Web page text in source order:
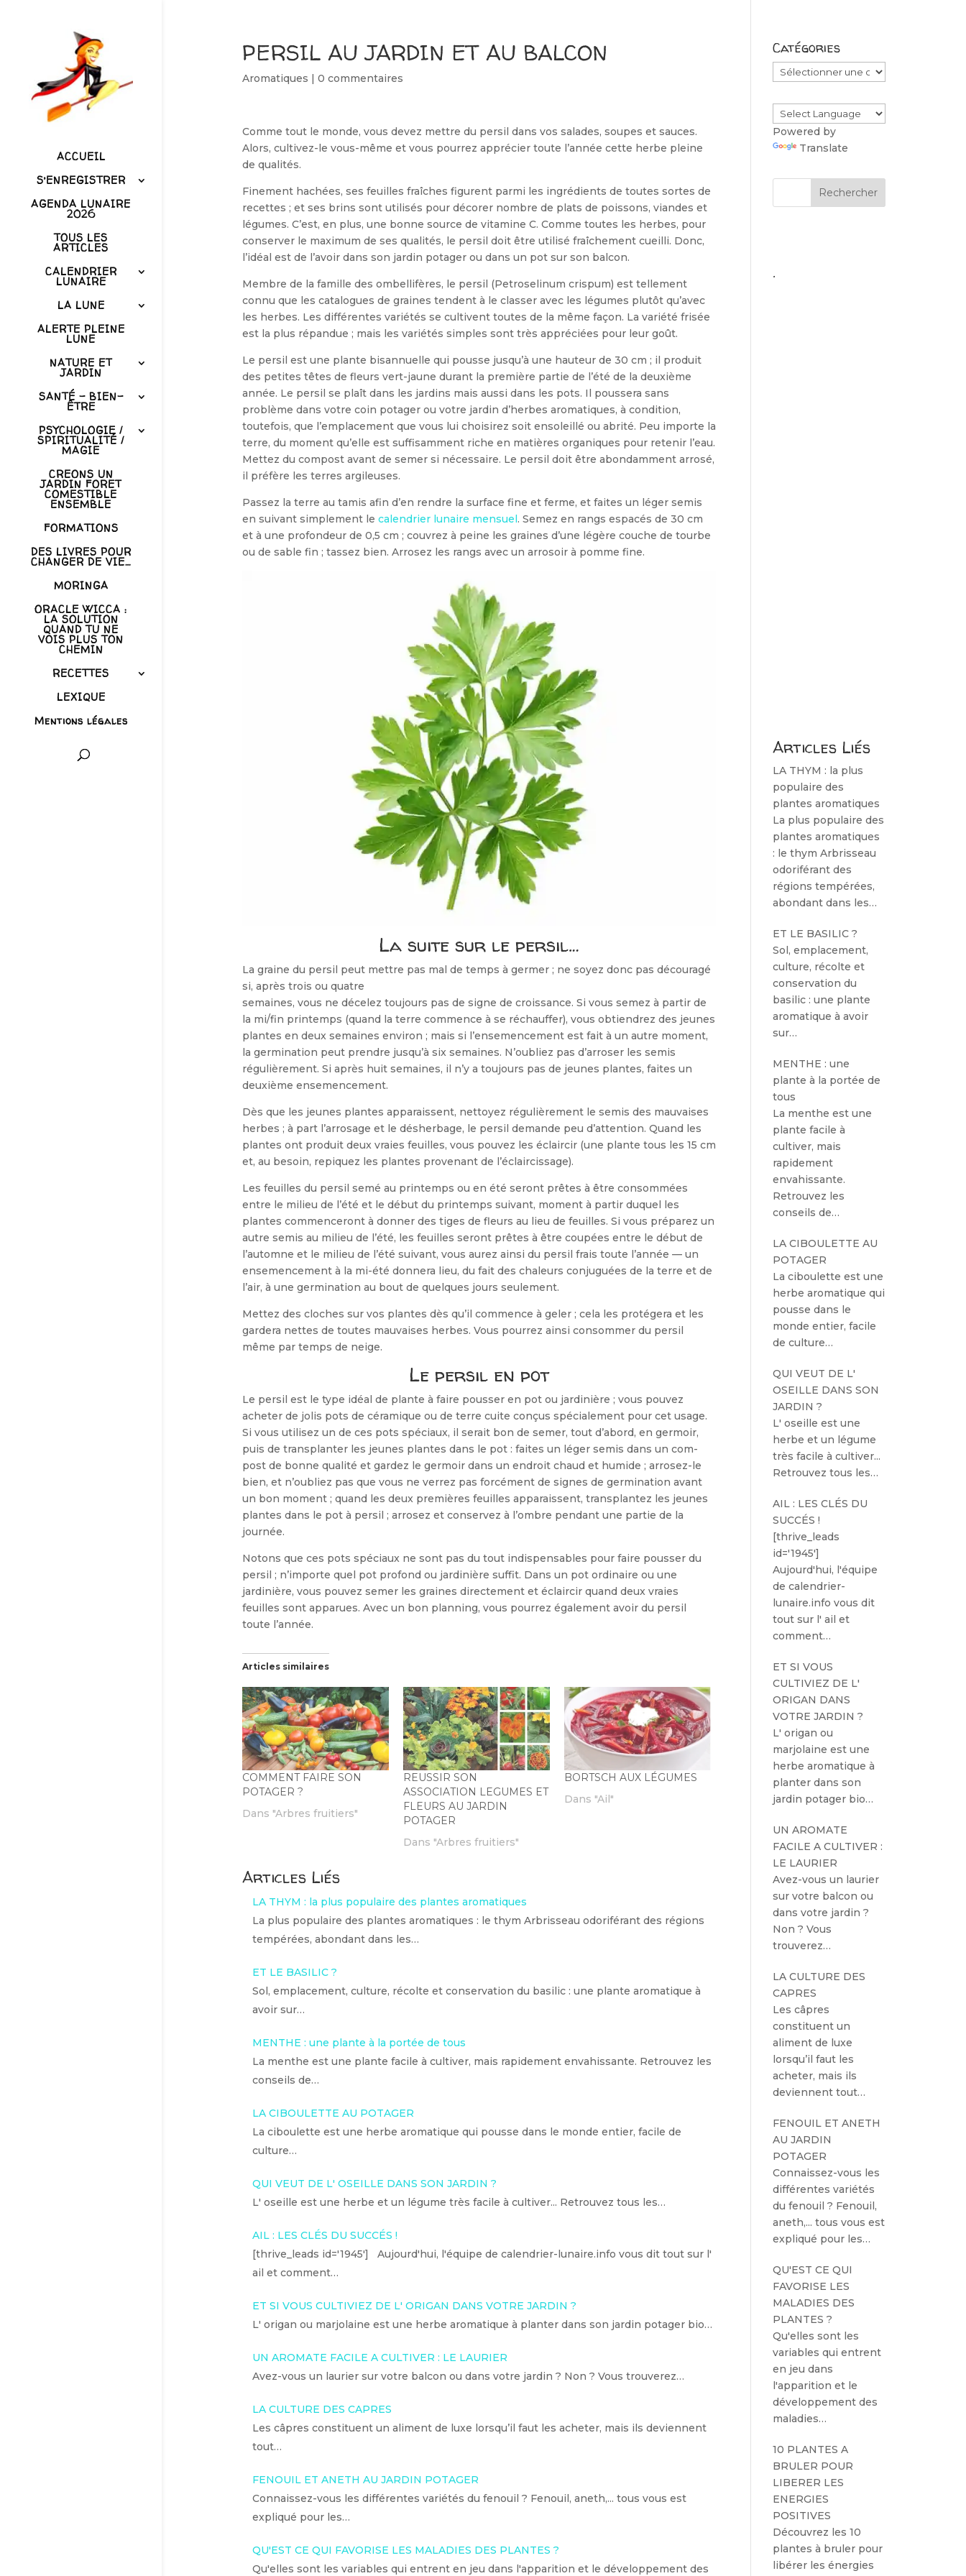
ACCUEIL
S’ENREGISTRER
AGENDA LUNAIRE
2026
TOUS LES
ARTICLES
CALENDRIER
LUNAIRE
LA LUNE
ALERTE PLEINE
LUNE
NATURE ET
JARDIN
SANTÉ – BIEN-
ÊTRE
PSYCHOLOGIE /
SPIRITUALITÉ /
MAGIE
CREONS UN
JARDIN FORET
COMESTIBLE
ENSEMBLE
FORMATIONS
DES LIVRES POUR
CHANGER DE VIE…
MORINGA
ORACLE WICCA :
LA SOLUTION
QUAND TU NE
VOIS PLUS TON
CHEMIN
RECETTES
LEXIQUE
Mentions légales
PERSIL AU JARDIN ET AU BALCON
Aromatiques | 0 commentaires
Comme tout le monde, vous devez mettre du persil dans vos salades, soupes et sauces.
Alors, cultivez-le vous-même et vous pourrez apprécier toute l’année cette herbe pleine
de qualités.
Finement hachées, ses feuilles fraîches figurent parmi les ingrédients de toutes sortes de
recettes ; et ses brins sont utilisés pour décorer nombre de plats de poissons, viandes et
légumes. C’est, en plus, une bonne source de vitamine C. Comme toutes les herbes, pour
conser­ver le maximum de ses qualités, le persil doit être utilisé fraîchement cueilli. Donc,
l’idéal est de l’avoir dans son jardin potager ou dans un pot sur son balcon.
Membre de la famille des ombellifères, le persil (Petroselinum crispum) est telle­ment
connu que les catalogues de graines tendent à le classer avec les légumes plutôt qu’avec
les herbes. Les différentes variétés se cultivent toutes de la même façon. La variété frisée
est la plus répan­due ; mais les variétés simples sont très appréciées pour leur goût.
Le persil est une plante bisannuelle qui pousse jusqu’à une hauteur de 30 cm ; il produit
des petites têtes de fleurs vert-jaune durant la première partie de l’été de la deuxième
année. Le persil se plaît dans les jardins mais aussi dans les pots. Il poussera sans
problème dans votre coin potager ou votre jardin d’herbes aromatiques, à condition,
toutefois, que l’emplacement que vous lui choisirez soit ensoleillé ou abrité. Peu importe la
terre, du moment qu’elle est suffisamment riche en matières organiques pour rete­nir l’eau.
Mettez du compost avant de semer si nécessaire. Le persil doit être abondamment arrosé,
il préfère les ter­res argileuses.
Passez la terre au tamis afin d’en ren­dre la surface fine et ferme, et faites un léger semis
en suivant simplement le calendrier lunaire mensuel. Semez en rangs espacés de 30 cm
et à une profondeur de 0,5 cm ; couvrez à peine les graines d’une légère couche de tourbe
ou de sable fin ; tassez bien. Arrosez les rangs avec un arrosoir à pomme fine.
La suite sur le persil…
La graine du persil peut mettre pas mal de temps à germer ; ne soyez donc pas découragé
si, après trois ou quatre
semaines, vous ne décelez toujours pas de signe de croissance. Si vous semez à partir de
la mi/fin printemps (quand la terre commence à se réchauffer), vous obtiendrez des jeunes
plantes en deux semaines environ ; mais si l’ensemencement est fait à un autre moment,
la ger­mination peut prendre jusqu’à six semai­nes. N’oubliez pas d’arroser les semis
régulièrement. Si après huit semaines, il n’y a toujours pas de jeunes plantes, fai­tes un
deuxième ensemencement.
Dès que les jeunes plantes apparais­sent, nettoyez régulièrement le semis des mauvaises
herbes ; à part l’arrosage et le désherbage, le persil demande peu d’attention. Quand les
plantes ont pro­duit deux vraies feuilles, vous pouvez les éclaircir (une plante tous les 15 cm
et, au besoin, repiquez les plantes provenant de l’éclaircissage).
Les feuilles du persil semé au prin­temps ou en été seront prêtes à être con­sommées
entre le milieu de l’été et le début du printemps suivant, moment à partir duquel les
plantes commenceront à donner des tiges de fleurs au lieu de feuilles. Si vous préparez un
autre semis au milieu de l’été, les feuilles seront prê­tes à être coupées entre le début de
l’automne et le milieu de l’été suivant, vous aurez ainsi du persil frais toute l’année — un
ensemencement à la mi-été donnera lieu, du fait des chaleurs conju­guées de la terre et de
l’air, à une germi­nation au bout de quelques jours seulement.
Mettez des cloches sur vos plantes dès qu’il commence à geler ; cela les proté­gera et les
gardera nettes de toutes mauvaises herbes. Vous pourrez ainsi consommer du persil
même par temps de neige.
Le persil en pot
Le persil est le type idéal de plante à faire pousser en pot ou jardinière ; vous pouvez
acheter de jolis pots de cérami­que ou de terre cuite conçus spéciale­ment pour cet usage.
Si vous utilisez un de ces pots spéciaux, il serait bon de semer, tout d’abord, en germoir,
puis de transplanter les jeunes plantes dans le pot : faites un léger semis dans un com­
post de bonne qualité et gardez le ger­moir dans un endroit chaud et humide ; arrosez-le
bien, et n’oubliez pas que vous ne verrez pas forcément de signes de germination avant
un bon moment ; quand les deux premières feuilles apparaissent, transplantez les jeunes
plantes dans le pot à persil ; arrosez et conservez à l’ombre pendant une partie de la
journée.
Notons que ces pots spéciaux ne sont pas du tout indispensables pour faire pousser du
persil ; n’importe quel pot profond ou jardinière suffit. Dans un pot ordinaire ou une
jardinière, vous pouvez semer les graines directement et éclaircir quand deux vraies
feuilles sont apparues. Avec un bon planning, vous pourrez également avoir du persil
toute l’année.
Articles similaires
COMMENT FAIRE SON
POTAGER ?
Dans "Arbres fruitiers"
REUSSIR SON
ASSOCIATION LEGUMES ET
FLEURS AU JARDIN
POTAGER
Dans "Arbres fruitiers"
BORTSCH AUX LÉGUMES
Dans "Ail"
Articles Liés
LA THYM : la plus populaire des plantes aromatiques
La plus populaire des plantes aromatiques : le thym Arbrisseau odoriférant des régions
tempérées, abondant dans les…
ET LE BASILIC ?
Sol, emplacement, culture, récolte et conservation du basilic : une plante aromatique à
avoir sur…
MENTHE : une plante à la portée de tous
La menthe est une plante facile à cultiver, mais rapidement envahissante. Retrouvez les
conseils de…
LA CIBOULETTE AU POTAGER
La ciboulette est une herbe aromatique qui pousse dans le monde entier, facile de
culture…
QUI VEUT DE L' OSEILLE DANS SON JARDIN ?
L' oseille est une herbe et un légume très facile à cultiver... Retrouvez tous les…
AIL : LES CLÉS DU SUCCÉS !
[thrive_leads id='1945'] Aujourd'hui, l'équipe de calendrier-lunaire.info vous dit tout sur l'
ail et comment…
ET SI VOUS CULTIVIEZ DE L' ORIGAN DANS VOTRE JARDIN ?
L' origan ou marjolaine est une herbe aromatique à planter dans son jardin potager bio…
UN AROMATE FACILE A CULTIVER : LE LAURIER
Avez-vous un laurier sur votre balcon ou dans votre jardin ? Non ? Vous trouverez…
LA CULTURE DES CAPRES
Les câpres constituent un aliment de luxe lorsqu’il faut les acheter, mais ils deviennent
tout…
FENOUIL ET ANETH AU JARDIN POTAGER
Connaissez-vous les différentes variétés du fenouil ? Fenouil, aneth,... tous vous est
expliqué pour les…
QU'EST CE QUI FAVORISE LES MALADIES DES PLANTES ?
Qu'elles sont les variables qui entrent en jeu dans l'apparition et le développement des
Catégories
Catégories
Powered by
Translate
.
Articles Liés
LA THYM : la plus
populaire des
plantes aromatiques
La plus populaire des
plantes aromatiques
: le thym Arbrisseau
odoriférant des
régions tempérées,
abondant dans les…
ET LE BASILIC ?
Sol, emplacement,
culture, récolte et
conservation du
basilic : une plante
aromatique à avoir
sur…
MENTHE : une
plante à la portée de
tous
La menthe est une
plante facile à
cultiver, mais
rapidement
envahissante.
Retrouvez les
conseils de…
LA CIBOULETTE AU
POTAGER
La ciboulette est une
herbe aromatique qui
pousse dans le
monde entier, facile
de culture…
QUI VEUT DE L'
OSEILLE DANS SON
JARDIN ?
L' oseille est une
herbe et un légume
très facile à cultiver...
Retrouvez tous les…
AIL : LES CLÉS DU
SUCCÉS !
[thrive_leads
id='1945']
Aujourd'hui, l'équipe
de calendrier-
lunaire.info vous dit
tout sur l' ail et
comment…
ET SI VOUS
CULTIVIEZ DE L'
ORIGAN DANS
VOTRE JARDIN ?
L' origan ou
marjolaine est une
herbe aromatique à
planter dans son
jardin potager bio…
UN AROMATE
FACILE A CULTIVER :
LE LAURIER
Avez-vous un laurier
sur votre balcon ou
dans votre jardin ?
Non ? Vous
trouverez…
LA CULTURE DES
CAPRES
Les câpres
constituent un
aliment de luxe
lorsqu’il faut les
acheter, mais ils
deviennent tout…
FENOUIL ET ANETH
AU JARDIN
POTAGER
Connaissez-vous les
différentes variétés
du fenouil ? Fenouil,
aneth,... tous vous est
expliqué pour les…
QU'EST CE QUI
FAVORISE LES
MALADIES DES
PLANTES ?
Qu'elles sont les
variables qui entrent
en jeu dans
l'apparition et le
développement des
maladies…
10 PLANTES A
BRULER POUR
LIBERER LES
ENERGIES
POSITIVES
Découvrez les 10
plantes à bruler pour
libérer les énergies